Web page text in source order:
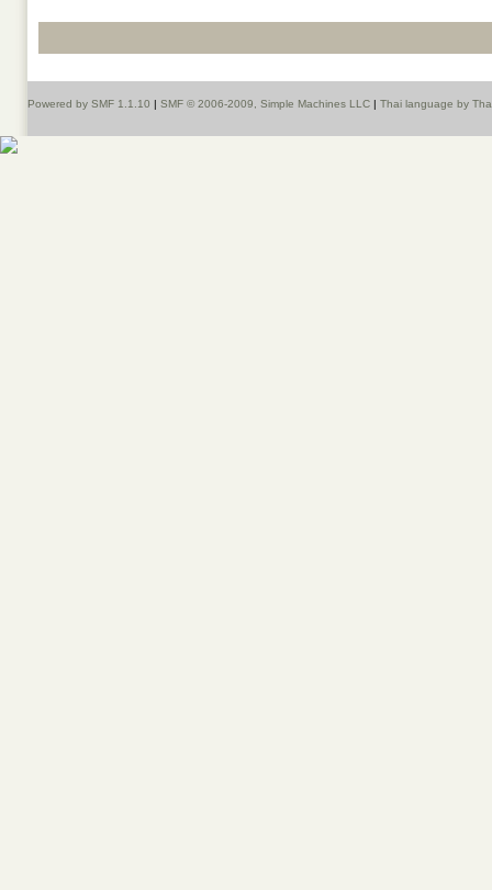
Powered by SMF 1.1.10 | SMF © 2006-2009, Simple Machines LLC | Thai language by